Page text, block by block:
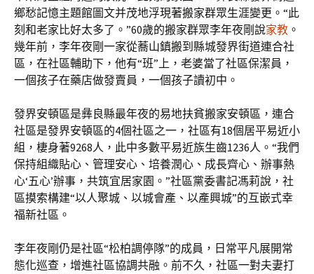
鄉愁記憶主題館圖文并茂地浮現著搬家群眾生涯變更。“此
刻和老家比好太多了。”60歲的搬家群眾李年夜剛說家教 。
幾年前，李年夜剛一家從蕎山鎮搬到縣城發界街道連合社
區，在社區輔助下，他有“班”上，老婆當了社區保潔員，
一個孩子在藥店做發賣員，一個孩子讀初中。
發界安頓區是彝良縣最年夜的易地扶貧搬家安頓區，連合
社區是發界安頓區的4個社區之一，社區有18個居平易近小
組，棲身著9268人，此中多數平易近族生齒1236人。“我們
保持組織貼心、管理安心、培養潤心、成長齊心、辦事熱
心‘五心’辦事，共筑宜居家園。”社區黨委書記馮莉說，社
區摸索構建“以人聚城、以城會產、以產興城”的互嵌式幸
福新社區。
李年夜剛仍是社區“松柏調停隊”的成員，日常平凡展開常
態化巡查，增進社區協調共融。前不久，社區一對夫妻打